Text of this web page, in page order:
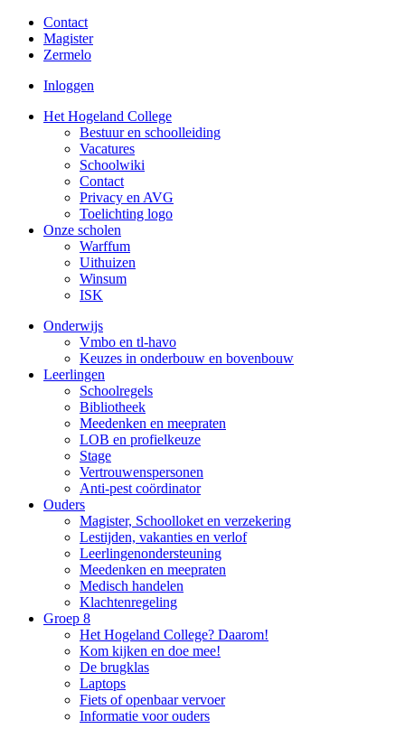
Contact
Magister
Zermelo
Inloggen
Het Hogeland College
Bestuur en schoolleiding
Vacatures
Schoolwiki
Contact
Privacy en AVG
Toelichting logo
Onze scholen
Warffum
Uithuizen
Winsum
ISK
Onderwijs
Vmbo en tl-havo
Keuzes in onderbouw en bovenbouw
Leerlingen
Schoolregels
Bibliotheek
Meedenken en meepraten
LOB en profielkeuze
Stage
Vertrouwenspersonen
Anti-pest coördinator
Ouders
Magister, Schoolloket en verzekering
Lestijden, vakanties en verlof
Leerlingenondersteuning
Meedenken en meepraten
Medisch handelen
Klachtenregeling
Groep 8
Het Hogeland College? Daarom!
Kom kijken en doe mee!
De brugklas
Laptops
Fiets of openbaar vervoer
Informatie voor ouders